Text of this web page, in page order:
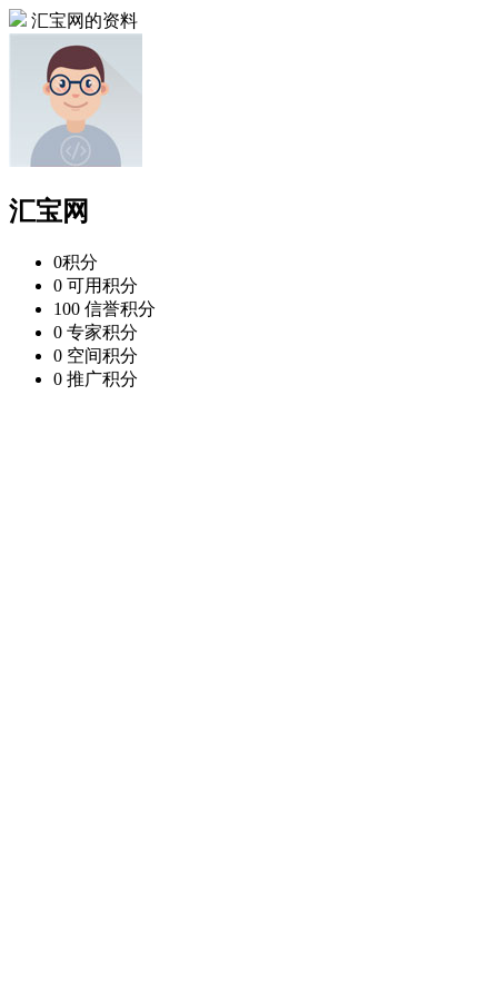
汇宝网的资料
汇宝网
0积分
0 可用积分
100 信誉积分
0 专家积分
0 空间积分
0 推广积分